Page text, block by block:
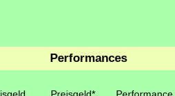
Performances